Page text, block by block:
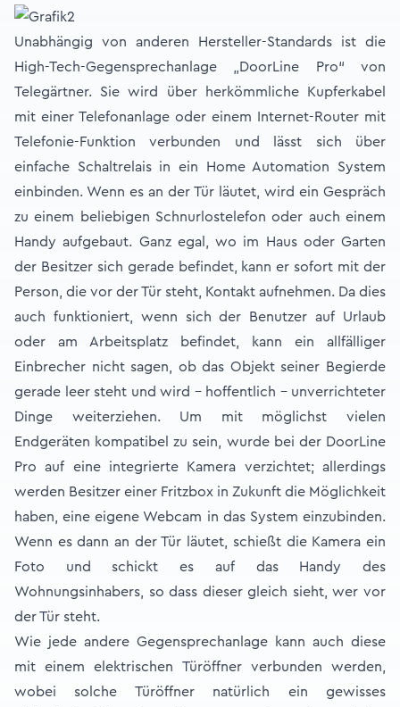
Unabhängig von anderen Hersteller-Standards ist die
High-Tech-Gegensprechanlage „DoorLine Pro“ von
Telegärtner. Sie wird über herkömmliche Kupferkabel
mit einer Telefonanlage oder einem Internet-Router mit
Telefonie-Funktion verbunden und lässt sich über
einfache Schaltrelais in ein Home Automation System
einbinden. Wenn es an der Tür läutet, wird ein Gespräch
zu einem beliebigen Schnurlostelefon oder auch einem
Handy aufgebaut. Ganz egal, wo im Haus oder Garten
der Besitzer sich gerade befindet, kann er sofort mit der
Person, die vor der Tür steht, Kontakt aufnehmen. Da dies
auch funktioniert, wenn sich der Benutzer auf Urlaub
oder am Arbeitsplatz befindet, kann ein allfälliger
Einbrecher nicht sagen, ob das Objekt seiner Begierde
gerade leer steht und wird – hoffentlich – unverrichteter
Dinge weiterziehen. Um mit möglichst vielen
Endgeräten kompatibel zu sein, wurde bei der DoorLine
Pro auf eine integrierte Kamera verzichtet; allerdings
werden Besitzer einer Fritzbox in Zukunft die Möglichkeit
haben, eine eigene Webcam in das System einzubinden.
Wenn es dann an der Tür läutet, schießt die Kamera ein
Foto und schickt es auf das Handy des
Wohnungsinhabers, so dass dieser gleich sieht, wer vor
der Tür steht.
Wie jede andere Gegensprechanlage kann auch diese
mit einem elektrischen Türöffner verbunden werden,
wobei solche Türöffner natürlich ein gewisses